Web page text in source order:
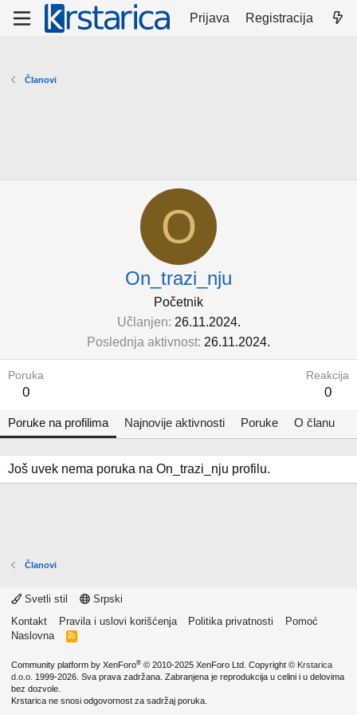
Prijava Registracija
Članovi
O
On_trazi_nju
Početnik
Učlanjen 26.11.2024.
Poslednja aktivnost 26.11.2024.
Poruka
0
Reakcija
0
Poruke na profilima Najnovije aktivnosti Poruke O članu
Još uvek nema poruka na On_trazi_nju profilu.
Članovi
Svetli stil
Srpski
Kontakt
Pravila i uslovi korišćenja Politika privatnosti
Pomoć
Naslovna
R
Community platform by XenForo® © 2010-2025 XenForo Ltd. Copyright © Krstarica
d.o.o. 1999-2026. Sva prava zadržana. Zabranjena je reprodukcija u celini i u delovima
bez dozvole.
Krstarica ne snosi odgovornost za sadržaj poruka.